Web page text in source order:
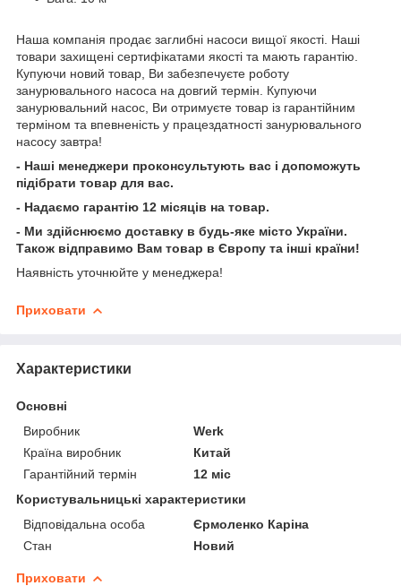
Наша компанія продає заглибні насоси вищої якості. Наші
товари захищені сертифікатами якості та мають гарантію.
Купуючи новий товар, Ви забезпечуєте роботу
занурювального насоса на довгий термін. Купуючи
занурювальний насос, Ви отримуєте товар із гарантійним
терміном та впевненість у працездатності занурювального
насосу завтра!
- Наші менеджери проконсультують вас і допоможуть
підібрати товар для вас.
- Надаємо гарантію 12 місяців на товар.
- Ми здійснюємо доставку в будь-яке місто України.
Також відправимо Вам товар в Європу та інші країни!
Наявність уточнюйте у менеджера!
Приховати
Характеристики
Основні
Виробник
Werk
Країна виробник
Китай
Гарантійний термін
12 міс
Користувальницькі характеристики
Відповідальна особа
Єрмоленко Каріна
Стан
Новий
Приховати